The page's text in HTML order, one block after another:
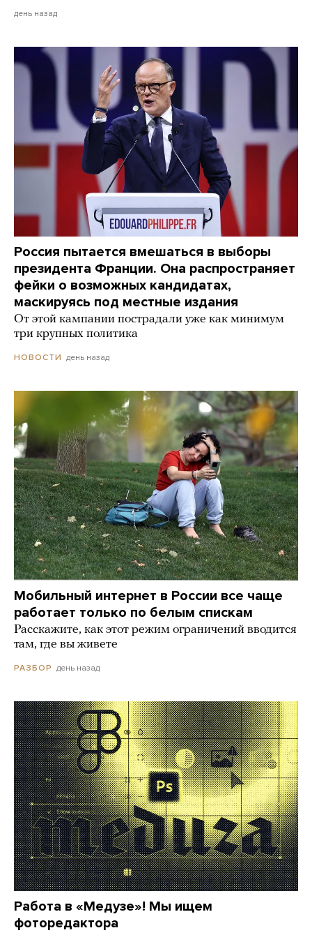
день назад
Россия пытается вмешаться в выборы
президента Франции. Она распространяет
фейки о возможных кандидатах,
маскируясь под местные издания
От этой кампании пострадали уже как минимум
три крупных политика
НОВОСТИ день назад
Мобильный интернет в России все чаще
работает только по белым спискам
Расскажите, как этот режим ограничений вводится
там, где вы живете
РАЗБОР день назад
Работа в «Медузе»! Мы ищем
фоторедактора